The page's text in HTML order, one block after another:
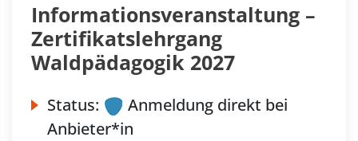
Informationsveranstaltung –
Zertifikatslehrgang
Waldpädagogik 2027
Status:
Anmeldung direkt bei
Anbieter*in